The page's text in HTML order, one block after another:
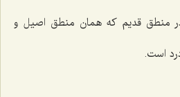
منطق قدیم که همان منطق اصیل و
است.